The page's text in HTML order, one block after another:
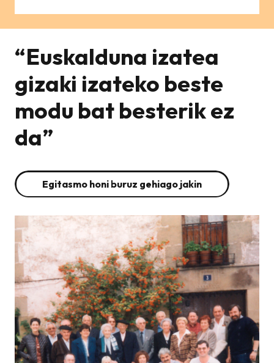
“Euskalduna izatea
gizaki izateko beste
modu bat besterik ez
da”
Egitasmo honi buruz gehiago jakin